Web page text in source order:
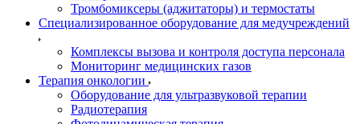
Тромбомиксеры (аджитаторы) и термостаты
Специализированное оборудование для медучреждений
Комплексы вызова и контроля доступа персонала
Мониторинг медицинских газов
Терапия онкологии
Оборудование для ультразвуковой терапии
Радиотерапия